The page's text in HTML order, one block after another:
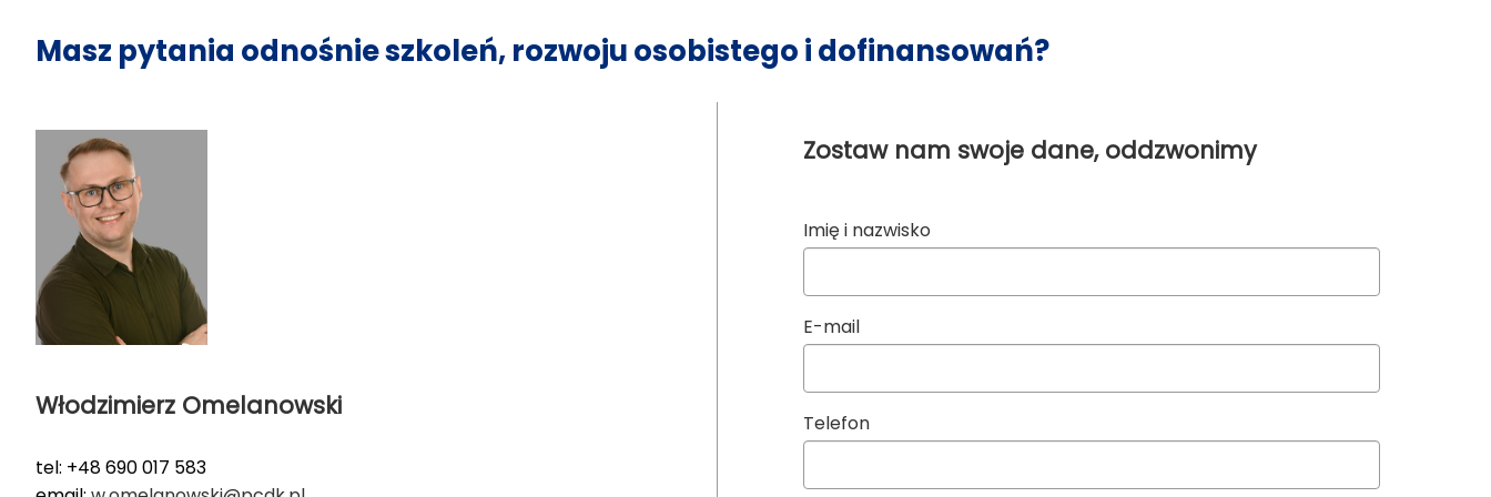
Masz pytania odnośnie szkoleń, rozwoju osobistego i dofinansowań?
Włodzimierz Omelanowski
tel: +48 690 017 583
Zostaw nam swoje dane, oddzwonimy
Imię i nazwisko
E-mail
Telefon